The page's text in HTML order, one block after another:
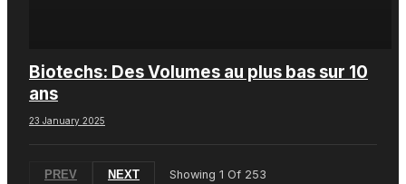
Biotechs: Des Volumes au plus bas sur 10
ans
23 January 2025
PREV NEXT Showing 1 Of 253